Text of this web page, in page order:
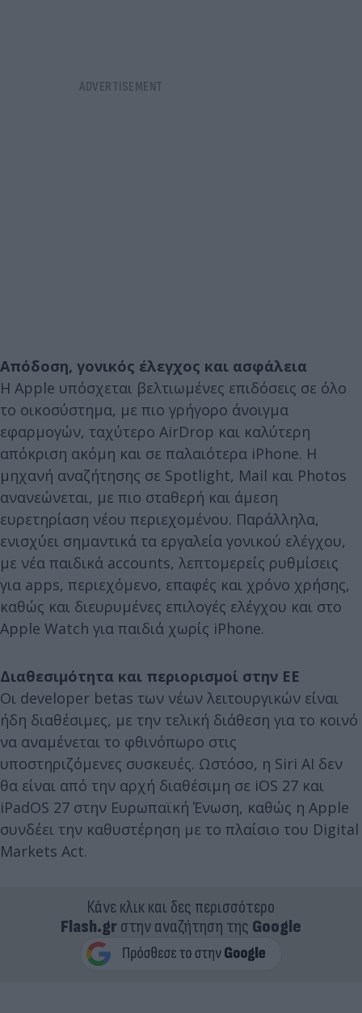
Απόδοση, γονικός έλεγχος και ασφάλεια
Η Apple υπόσχεται βελτιωμένες επιδόσεις σε όλο
το οικοσύστημα, με πιο γρήγορο άνοιγμα
εφαρμογών, ταχύτερο AirDrop και καλύτερη
απόκριση ακόμη και σε παλαιότερα iPhone. Η
μηχανή αναζήτησης σε Spotlight, Mail και Photos
ανανεώνεται, με πιο σταθερή και άμεση
ευρετηρίαση νέου περιεχομένου. Παράλληλα,
ενισχύει σημαντικά τα εργαλεία γονικού ελέγχου,
με νέα παιδικά accounts, λεπτομερείς ρυθμίσεις
για apps, περιεχόμενο, επαφές και χρόνο χρήσης,
καθώς και διευρυμένες επιλογές ελέγχου και στο
Apple Watch για παιδιά χωρίς iPhone.
Διαθεσιμότητα και περιορισμοί στην ΕΕ
Οι developer betas των νέων λειτουργικών είναι
ήδη διαθέσιμες, με την τελική διάθεση για το κοινό
να αναμένεται το φθινόπωρο στις
υποστηριζόμενες συσκευές. Ωστόσο, η Siri AI δεν
θα είναι από την αρχή διαθέσιμη σε iOS 27 και
iPadOS 27 στην Ευρωπαϊκή Ένωση, καθώς η Apple
συνδέει την καθυστέρηση με το πλαίσιο του Digital
Markets Act.
Κάνε κλικ και δες περισσότερο
Flash.grστην αναζήτηση της Google